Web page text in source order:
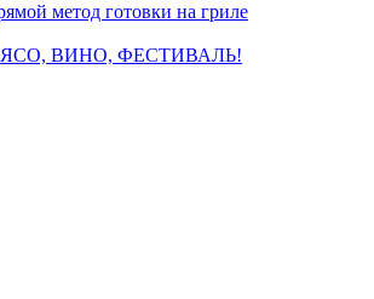
метод готовки на гриле
ВИНО, ФЕСТИВАЛЬ!